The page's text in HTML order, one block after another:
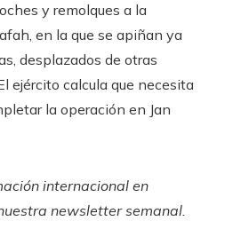
y remolques a la
en la que se apiñan ya
desplazados de otras
ejército calcula que necesita
la operación en Jan
internacional en
newsletter semanal.